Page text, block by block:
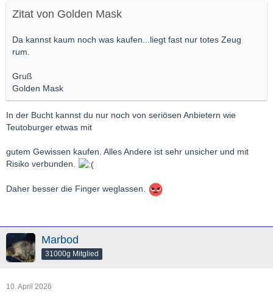
Zitat von Golden Mask
Da kannst kaum noch was kaufen...liegt fast nur totes Zeug
rum.
Gruß
Golden Mask
In der Bucht kannst du nur noch von seriösen Anbietern wie
Teutoburger etwas mit
gutem Gewissen kaufen. Alles Andere ist sehr unsicher und mit
Risiko verbunden.
Daher besser die Finger weglassen.
Marbod
31000g Mitglied
10. April 2026